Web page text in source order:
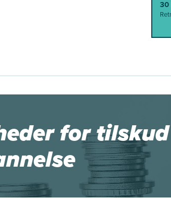
30
for